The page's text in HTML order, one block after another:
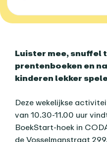
Over dit
Luister mee, snuffel
prentenboeken en
kinderen lekker
Deze wekelijkse
van 10.30-11.00 uur
BoekStart-hoek in
de Vosselmanstraat